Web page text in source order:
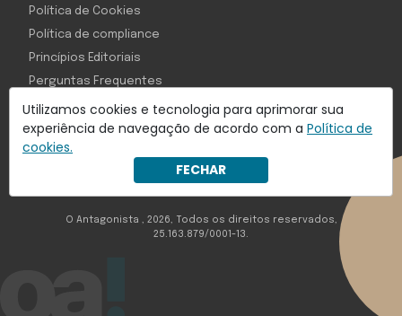
Utilizamos cookies e tecnologia para aprimorar sua
experiência de navegação de acordo com a Política de
cookies.
FECHAR
Com inteligência e tecnologia:
Object1ve - Marketing Solution
Política de Cookies
Política de compliance
Princípios Editoriais
Perguntas Frequentes
O Antagonista , 2026, Todos os direitos reservados,
25.163.879/0001-13.